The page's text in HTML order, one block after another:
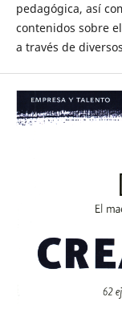
pedagógica, así
contenidos sobre
a través de